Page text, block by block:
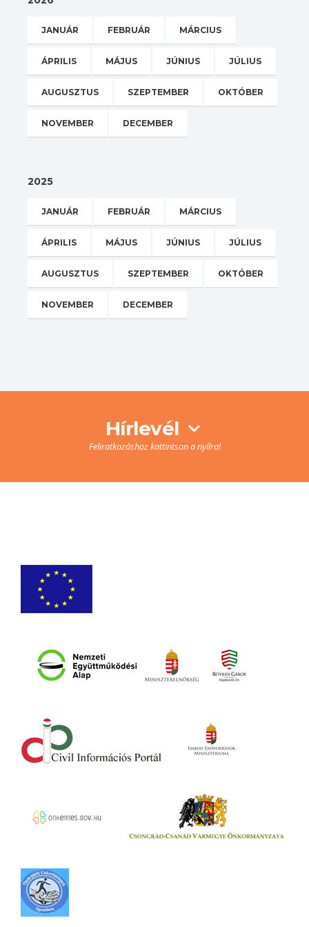
JANUÁR FEBRUÁR MÁRCIUS
ÁPRILIS MÁJUS JÚNIUS JÚLIUS
AUGUSZTUS SZEPTEMBER OKTÓBER
NOVEMBER DECEMBER
2025
JANUÁR FEBRUÁR MÁRCIUS
ÁPRILIS MÁJUS JÚNIUS JÚLIUS
AUGUSZTUS SZEPTEMBER OKTÓBER
NOVEMBER DECEMBER
Hírlevél
Feliratkozáshoz kattintson a nyílra!